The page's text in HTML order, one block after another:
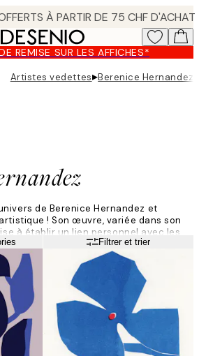
REMISE SUR LES AFFICHES*
Artistes vedettes▸Berenice Hernandez
de Berenice Hernandez et
! Son œuvre, variée dans son
à établir un lien personnel avec les
la nature, son art aspire à en saisir la
à l'acrylique sur des toiles
singulier.
Filtrer et trier